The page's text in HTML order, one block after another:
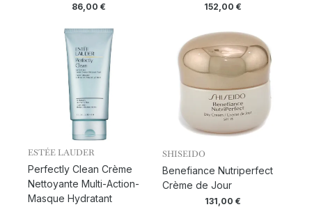
86,00€ 152,00€
ESTÉE LAUDER
Perfectly Clean Crème
Nettoyante Multi-Action-
Masque Hydratant
SHISEIDO
Benefiance Nutriperfect
Crème de Jour
131,00€